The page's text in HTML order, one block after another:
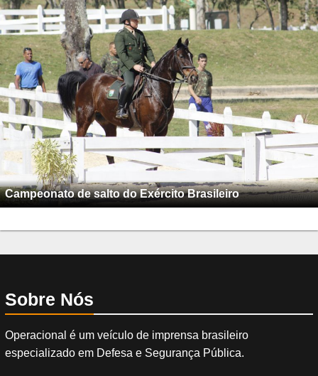
Campeonato de salto do Exército Brasileiro
Sobre Nós
Operacional é um veículo de imprensa brasileiro
especializado em Defesa e Segurança Pública.